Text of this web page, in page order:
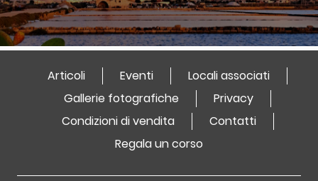
Articoli Eventi
Locali associati
Gallerie fotografiche
Privacy
Condizioni di vendita
Contatti
Regala un corso